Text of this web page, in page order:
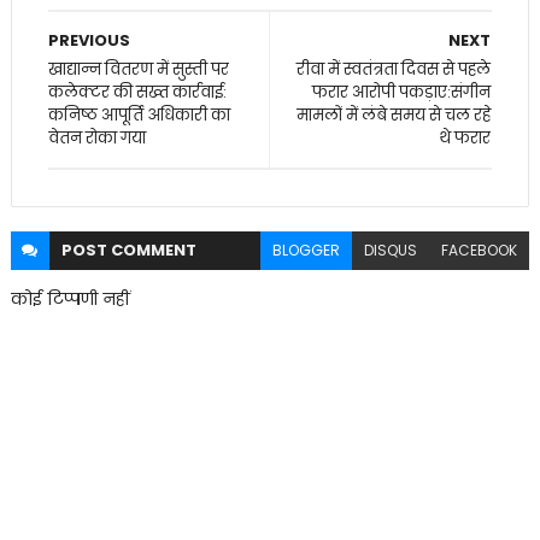
NEXT
रीवा में स्वतंत्रता दिवस से पहले
फरार आरोपी पकड़ाए:संगीन
मामलों में लंबे समय से चल रहे
थे फरार
PREVIOUS
खाद्यान्न वितरण में सुस्ती पर
कलेक्टर की सख्त कार्रवाई:
कनिष्ठ आपूर्ति अधिकारी का
वेतन रोका गया
POST COMMENT BLOGGER DISQUS FACEBOOK
कोई टिप्पणी नहीं